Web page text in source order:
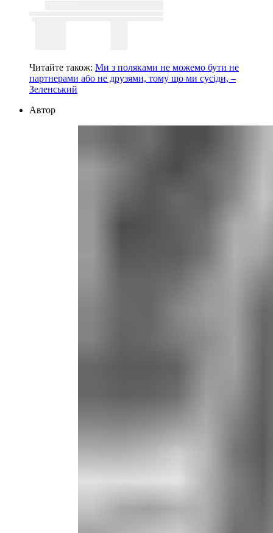
Читайте також: Ми з поляками не можемо бути не
партнерами або не друзями, тому що ми сусіди, –
Зеленський
Автор